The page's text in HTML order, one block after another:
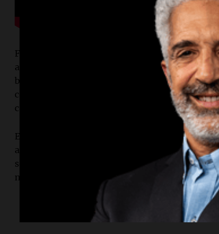
Fue el 4 de agosto de 2001. Una fecha que
antes de que la banda subiera al escenario del
brindar lo que, sin saberlo, sería su último
conductor de
consiguió romper
cantante.
En una charla inolvidable, capturó
auténtico y reflexivo ante una multitud que ya
sellando un momento dorado en la historia de
nacional.